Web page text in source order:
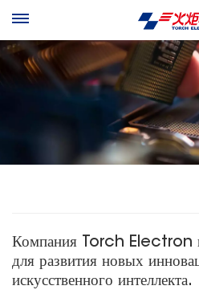
Компания Torch Electron
для развития новых
искусственного интеллекта.